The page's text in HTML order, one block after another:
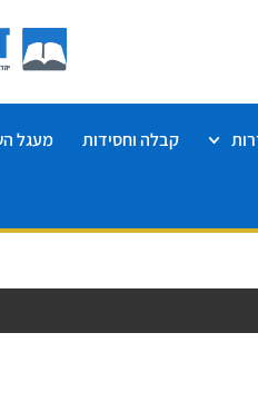
קבלה וחסידות מעגל